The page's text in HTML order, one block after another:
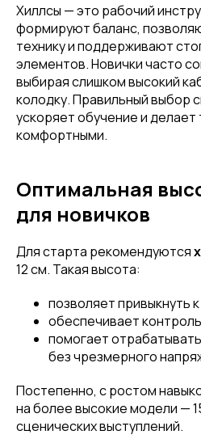
Хиллсы — это рабочий
формируют баланс,
технику и поддерживают
элементов. Новички часто
выбирая слишком высокий
колодку. Правильный выбор
ускоряет обучение и делает
комфортными.
Оптимальная
для новичков
Для старта рекомендуются
12 см. Такая высота:
позволяет привыкнуть
обеспечивает
помогает
без чрезмерного
Постепенно, с ростом
на более высокие модели —
сценических выступлений.